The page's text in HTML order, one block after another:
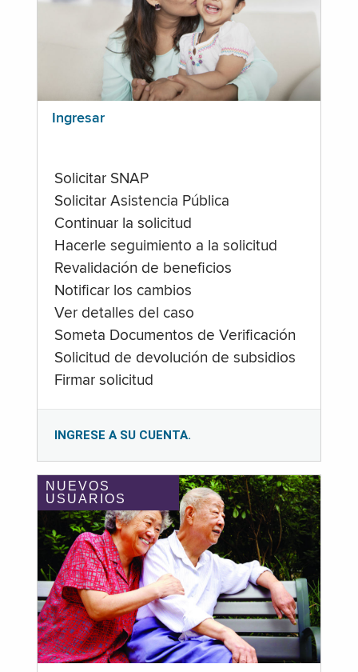
Ingresar
Solicitar SNAP
Solicitar Asistencia Pública
Continuar la solicitud
Hacerle seguimiento a la solicitud
Revalidación de beneficios
Notificar los cambios
Ver detalles del caso
Someta Documentos de Verificación
Solicitud de devolución de subsidios
Firmar solicitud
INGRESE A SU CUENTA.
NUEVOS
USUARIOS